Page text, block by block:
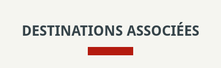
DESTINATIONS ASSOCIÉES